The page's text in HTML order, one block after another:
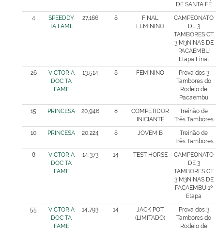
DE SANTA FÉ
4
SPEEDDY
TA FAME
27,166 8
FINAL
FEMININO
CAMPEONATO
DE 3
TAMBORES CT
3 M3NINAS DE
PACAEMBU
Etapa Final
26
VICTORIA
DOC TA
FAME
13,514 8 FEMININO
Prova dos 3
Tambores do
Rodeio de
Pacaembu
15
PRINCESA 20,946 8
COMPETIDOR
INICIANTE
Treinão de
Três Tambores
10
PRINCESA 20,224 8 JOVEM B
Treinão de
Três Tambores
8
VICTORIA
DOC TA
FAME
14,373 14 TEST HORSE
CAMPEONATO
DE 3
TAMBORES CT
3 M3NINAS DE
PACAEMBU 1º
Etapa
55
VICTORIA
DOC TA
FAME
14,793 14
JACK POT
(LIMITADO)
Prova dos 3
Tambores do
Rodeio de